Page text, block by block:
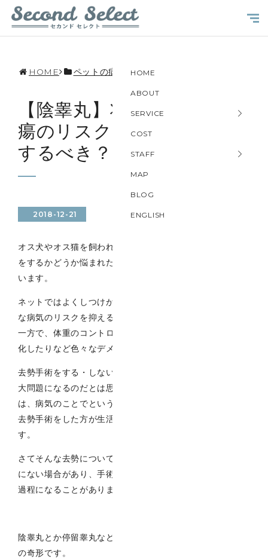
HOME
ABOUT
SERVICE
COST
STAFF
MAP
BLOG
ENGLISH
HOME ペットの病気
【陰睾丸】将来的な睾丸腫
瘍のリスク7倍！？手術は
するべき？
2018-12-21
オス犬やオス猫を飼われている飼い主様の中で、去勢手術
をするかどうか悩まれた飼い主様も多くいらっしゃると思
います。
ネットではよくしつけがしやすくなるという点と、将来的
な病気のリスクを抑えるというメリットがのべられている
一方で、体重のコントロールが難しくなったり、毛質が変
化したりなど色々なデメリットがあると言われています。
去勢手術をする・しないの問題は飼い主様にとっては時に
大問題になるのだとは思いますが、個人的な意見として
は、病気のことでということよりは一緒に生活する上で、
去勢手術をした方が生活しやすいのでは？と思っていま
す。
さてそんな去勢についてですが、たまに睾丸が正常な位置
にない場合があり、手術を行う時にいつもとちょっと違う
過程になることがあります。
陰睾丸とか停留睾丸などと言われ、発育過程における一種
の奇形です。